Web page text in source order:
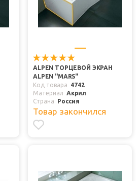
ALPEN ТОРЦЕВОЙ ЭКРАН
ALPEN "MARS"
Код товара
4742
Материал
Акрил
Страна
Россия
Товар закончился